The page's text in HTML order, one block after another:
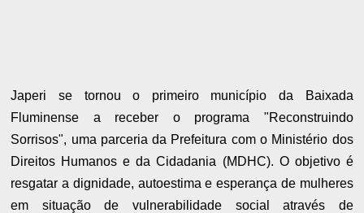
Japeri se tornou o primeiro município da Baixada
Fluminense a receber o programa "Reconstruindo
Sorrisos", uma parceria da Prefeitura com o Ministério dos
Direitos Humanos e da Cidadania (MDHC). O objetivo é
resgatar a dignidade, autoestima e esperança de mulheres
em situação de vulnerabilidade social através de